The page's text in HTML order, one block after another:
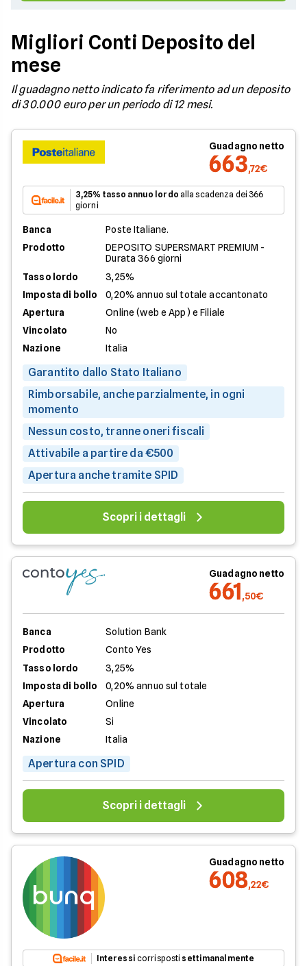
Migliori Conti Deposito del
mese
Il guadagno netto indicato fa riferimento ad un deposito
di 30.000 euro per un periodo di 12 mesi.
Guadagno netto
663,72€
3,25% tasso annuo lordo alla scadenza dei 366
giorni
Banca
Poste Italiane.
Prodotto
DEPOSITO SUPERSMART PREMIUM -
Durata 366 giorni
Tasso lordo
3,25%
Imposta di bollo
0,20% annuo sul totale accantonato
Apertura
Online (web e App) e Filiale
Vincolato
No
Nazione
Italia
Garantito dallo Stato Italiano
Rimborsabile, anche parzialmente, in ogni
momento
Nessun costo, tranne oneri fiscali
Attivabile a partire da €500
Apertura anche tramite SPID
Scopri i dettagli
Guadagno netto
661,50€
Banca
Solution Bank
Prodotto
Conto Yes
Tasso lordo
3,25%
Imposta di bollo
0,20% annuo sul totale
Apertura
Online
Vincolato
Si
Nazione
Italia
Apertura con SPID
Scopri i dettagli
Guadagno netto
608,22€
Interessi corrisposti settimanalmente